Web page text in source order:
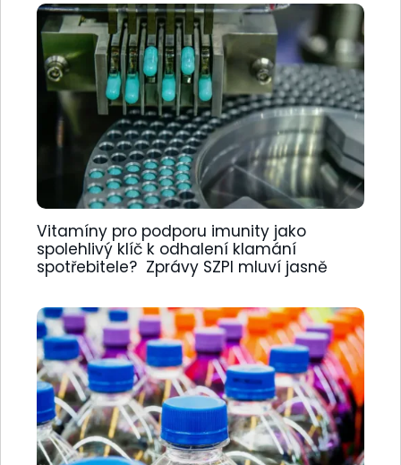
Vitamíny pro podporu imunity jako
spolehlivý klíč k odhalení klamání
spotřebitele? Zprávy SZPI mluví jasně